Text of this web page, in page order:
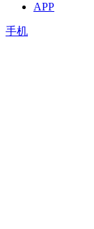
APP
手机